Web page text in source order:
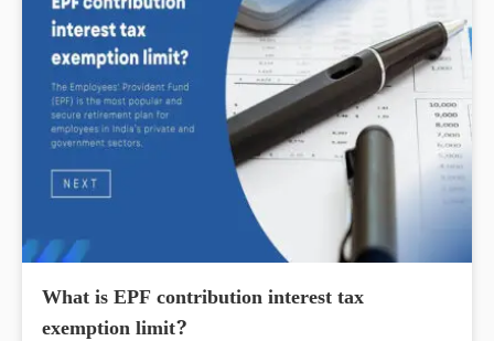
What is EPF contribution interest tax
exemption limit?